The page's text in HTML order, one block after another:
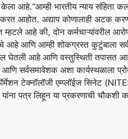
केला आहे.“आम्ही भारतीय न्याय संहिता
आहोत. अद्याप कोणालाही अटक
म्हटले आहे की, दोन कर्मचाऱ्यांवरील
आहे आणि आम्ही शोकग्रस्त कुटुंबाला
घेतली आहे आणि वस्तुस्थिती तपासत
सर्वसमावेशक अशा कार्यस्थळाला
टेक्नॉलॉजी एम्प्लॉईज सिनेट
पत्र लिहून या प्रकरणाची चौकशी